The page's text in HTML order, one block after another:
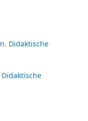
Didaktische